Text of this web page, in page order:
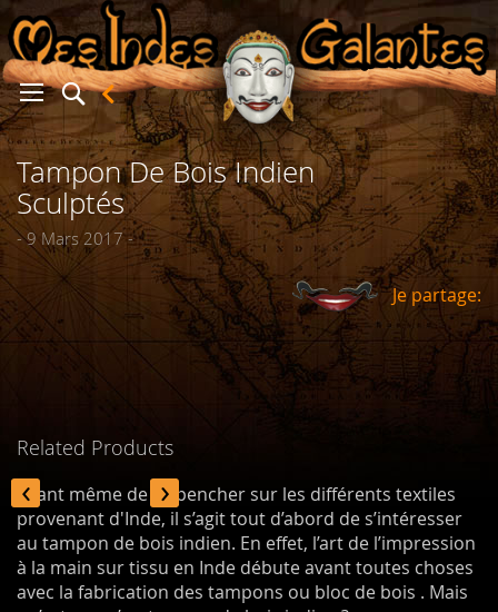
Tampon De Bois Indien
Sculptés
- 9 Mars 2017 -
Je partage:
Related Products
‹ ›
Avant même de se pencher sur les différents textiles
provenant d'Inde, il s’agit tout d’abord de s’intéresser
au tampon de bois indien. En effet, l’art de l’impression
à la main sur tissu en Inde débute avant toutes choses
avec la fabrication des tampons ou bloc de bois . Mais